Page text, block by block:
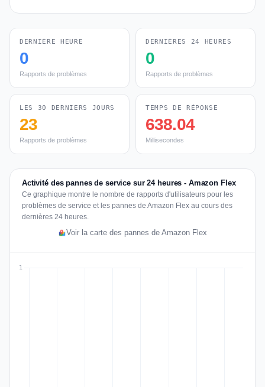
DERNIÈRE HEURE
0
Rapports de problèmes
DERNIÈRES 24 HEURES
0
Rapports de problèmes
LES 30 DERNIERS JOURS
23
Rapports de problèmes
TEMPS DE RÉPONSE
638.04
Millisecondes
Activité des pannes de service sur 24 heures - Amazon Flex
Ce graphique montre le nombre de rapports d'utilisateurs pour les
problèmes de service et les pannes de Amazon Flex au cours des
dernières 24 heures.
Voir la carte des pannes de Amazon Flex